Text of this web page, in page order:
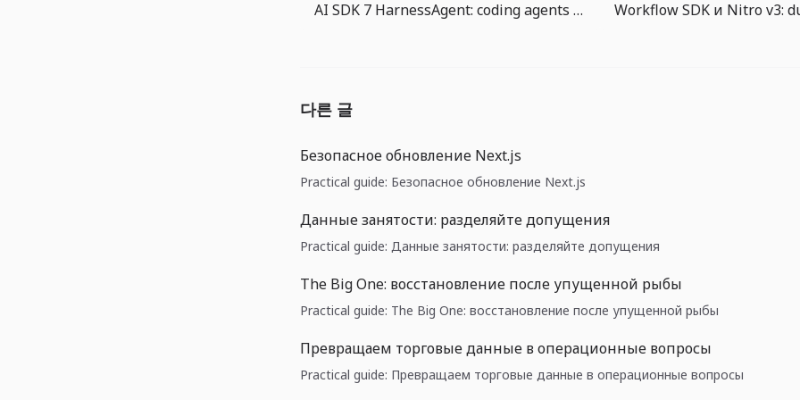
AI SDK 7 HarnessAgent: coding agents stali zamenyaemymi runtime
다른 글
Безопасное обновление Next.js
Practical guide: Безопасное обновление Next.js
Данные занятости: разделяйте допущения
Practical guide: Данные занятости: разделяйте допущения
The Big One: восстановление после упущенной рыбы
Practical guide: The Big One: восстановление после упущенной рыбы
Превращаем торговые данные в операционные вопросы
Practical guide: Превращаем торговые данные в операционные вопросы